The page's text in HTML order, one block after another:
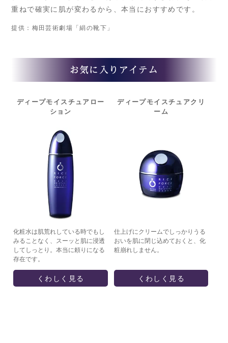
重ねで確実に肌が変わるから、本当におすすめです。
提供：梅田芸術劇場「絹の靴下」
お気に入りアイテム
ディープモイスチュア ロー
ション
化粧水は肌荒れしている時でもし
みることなく、スーッと肌に浸透
してしっとり。本当に頼りになる
存在です。
くわしく見る
ディープモイスチュアクリ
ーム
仕上げにクリームでしっかりうる
おいを肌に閉じ込めておくと、化
粧崩れしません。
くわしく見る